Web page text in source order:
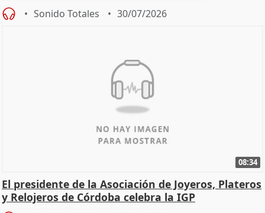
Sonido Totales 30/07/2026
08:34
El presidente de la Asociación de Joyeros, Plateros
y Relojeros de Córdoba celebra la IGP